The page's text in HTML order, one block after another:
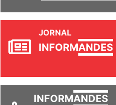
JORNAL
INFORMANDES
INFORMANDES